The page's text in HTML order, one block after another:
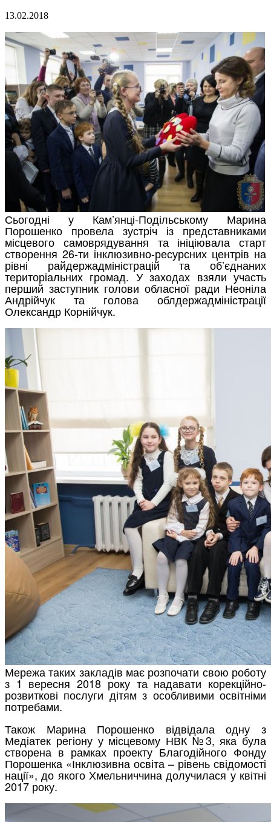
13.02.2018
Сьогодні у Кам’янці-Подільському Марина
Порошенко провела зустріч із представниками
місцевого самоврядування та ініціювала старт
створення 26-ти інклюзивно-ресурсних центрів на
рівні райдержадміністрацій та об’єднаних
територіальних громад. У заходах взяли участь
перший заступник голови обласної ради Неоніла
Андрійчук та голова облдержадміністрації
Олександр Корнійчук.
Мережа таких закладів має розпочати свою роботу
з 1 вересня 2018 року та надавати корекційно-
розвиткові послуги дітям з особливими освітніми
потребами.
Також Марина Порошенко відвідала одну з
Медіатек регіону у місцевому НВК №3, яка була
створена в рамках проекту Благодійного Фонду
Порошенка «Інклюзивна освіта – рівень свідомості
нації», до якого Хмельниччина долучилася у квітні
2017 року.